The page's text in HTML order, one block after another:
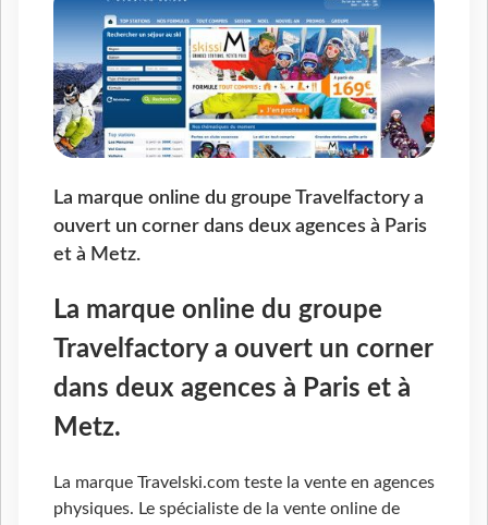
La marque online du groupe Travelfactory a
ouvert un corner dans deux agences à Paris
et à Metz.
La marque online du groupe
Travelfactory a ouvert un corner
dans deux agences à Paris et à
Metz.
La marque Travelski.com teste la vente en agences
physiques. Le spécialiste de la vente online de